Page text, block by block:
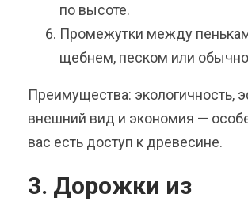
по высоте.
Промежутки между
щебнем, песком или
Преимущества: экологичность,
внешний вид и экономия —
вас есть доступ к древесине.
3. Дорожки из